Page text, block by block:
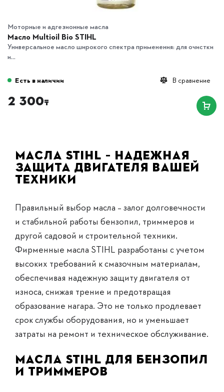
Моторные и адгезионные масла
Масло Multioil Bio STIHL
Универсальное масло широкого спектра применения: для очистки
и...
В сравнение
Есть в наличии
2 300₸
Масла STIHL – надежная
защита двигателя вашей
техники
Правильный выбор масла – залог долговечности
и стабильной работы бензопил, триммеров и
другой садовой и строительной техники.
Фирменные масла STIHL разработаны с учетом
высоких требований к смазочным материалам,
обеспечивая надежную защиту двигателя от
износа, снижая трение и предотвращая
образование нагара. Это не только продлевает
срок службы оборудования, но и уменьшает
затраты на ремонт и техническое обслуживание.
Масла STIHL для бензопил
и триммеров